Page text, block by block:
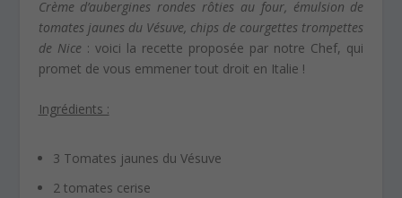
Crème d’aubergines rondes rôties au four, émulsion de
tomates jaunes du Vésuve, chips de courgettes trompettes
de Nice : voici la recette proposée par notre Chef, qui
promet de vous emmener tout droit en Italie !
Ingrédients :
3 Tomates jaunes du Vésuve
2 tomates cerise